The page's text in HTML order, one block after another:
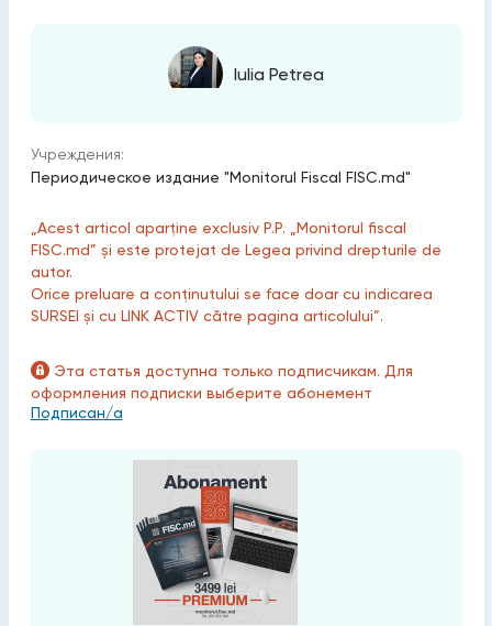
Iulia Petrea
Учреждения:
Периодическое издание "Monitorul Fiscal FISC.md"
„Acest articol aparține exclusiv P.P. „Monitorul fiscal
FISC.md” și este protejat de Legea privind drepturile de
autor.
Orice preluare a conținutului se face doar cu indicarea
SURSEI și cu LINK ACTIV către pagina articolului”.
Эта статья доступна только подписчикам. Для
оформления подписки выберите абонемент
Подписан/а